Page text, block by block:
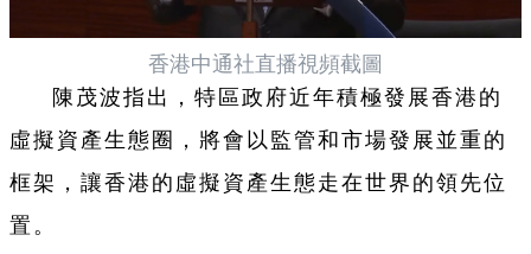
香港中通社直播視頻截圖
陳茂波指出，特區政府近年積極發展香港的
虛擬資產生態圈，將會以監管和市場發展並重的
框架，讓香港的虛擬資產生態走在世界的領先位
置。